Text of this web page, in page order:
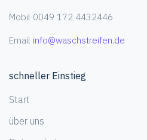
Mobil 0049 172 4432446
Email info@waschstreifen.de
schneller Einstieg
Start
über uns